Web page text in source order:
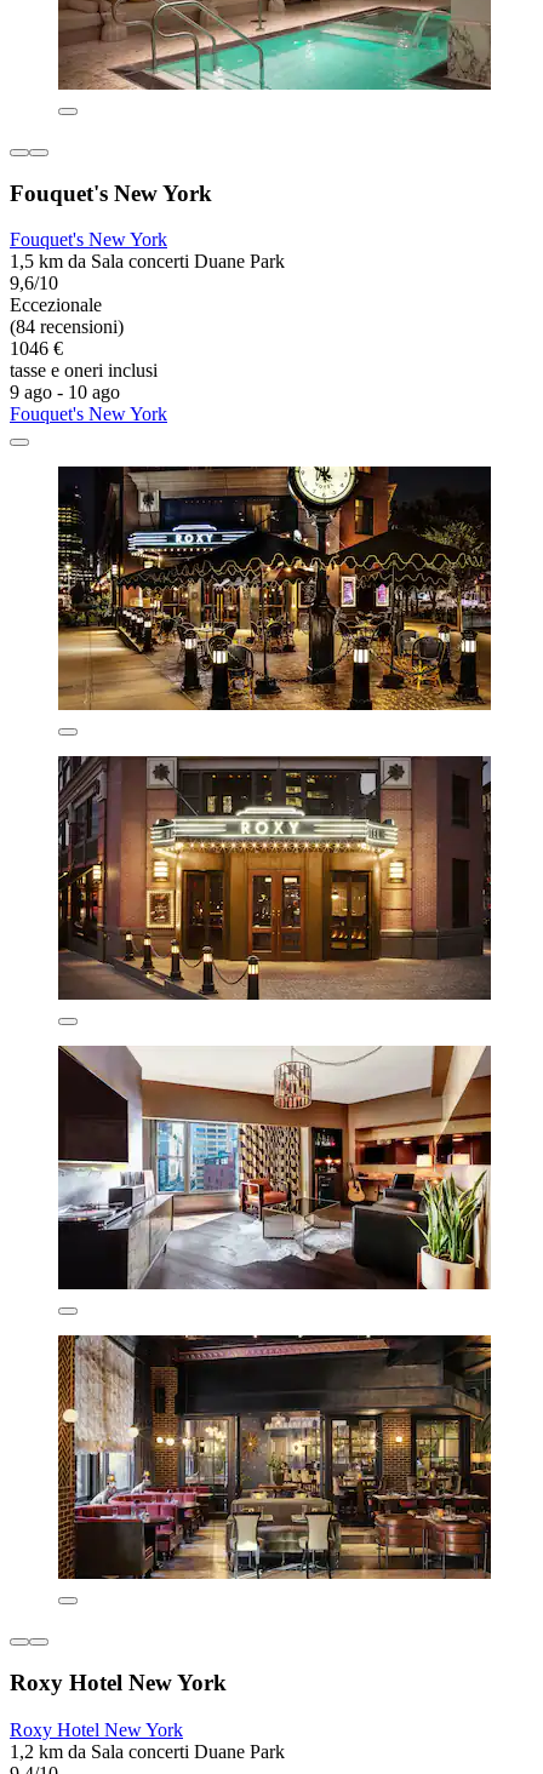
Fouquet's New York
Fouquet's New York
1,5 km da Sala concerti Duane Park
9,6/10
Eccezionale
(84 recensioni)
1046 €
tasse e oneri inclusi
9 ago - 10 ago
Fouquet's New York
Roxy Hotel New York
Roxy Hotel New York
1,2 km da Sala concerti Duane Park